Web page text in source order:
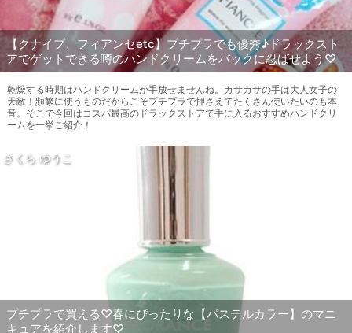
【クナイプ、フィアンセetc】プチプラでも優秀♪ドラックスト
アでゲットできる噂のハンドクリームをバックに忍ばせよう♡
乾燥する時期はハンドクリームが手放せませんね。カサカサの手は大人女子の
天敵！頻繁に使うものだからこそプチプラで押さえてたくさん使いたいのも本
音。そこで今回はコスパ最高のドラックストアで手に入るおすすめハンドクリ
ームを一挙ご紹介！
さくら ゆうこ
プチプラで買える♡春にぴったりな【パステルカラー】のマニ
キュアを紹介します♡